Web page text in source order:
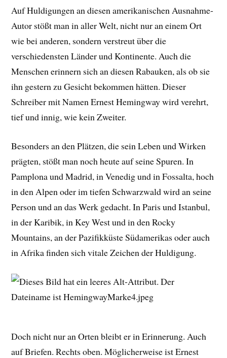
Auf Huldigungen an diesen amerikanischen Ausnahme-
Autor stößt man in aller Welt, nicht nur an einem Ort
wie bei anderen, sondern verstreut über die
verschiedensten Länder und Kontinente. Auch die
Menschen erinnern sich an diesen Rabauken, als ob sie
ihn gestern zu Gesicht bekommen hätten. Dieser
Schreiber mit Namen Ernest Hemingway wird verehrt,
tief und innig, wie kein Zweiter.
Besonders an den Plätzen, die sein Leben und Wirken
prägten, stößt man noch heute auf seine Spuren. In
Pamplona und Madrid, in Venedig und in Fossalta, hoch
in den Alpen oder im tiefen Schwarzwald wird an seine
Person und an das Werk gedacht. In Paris und Istanbul,
in der Karibik, in Key West und in den Rocky
Mountains, an der Pazifikküste Südamerikas oder auch
in Afrika finden sich vitale Zeichen der Huldigung.
Doch nicht nur an Orten bleibt er in Erinnerung. Auch
auf Briefen. Rechts oben. Möglicherweise ist Ernest